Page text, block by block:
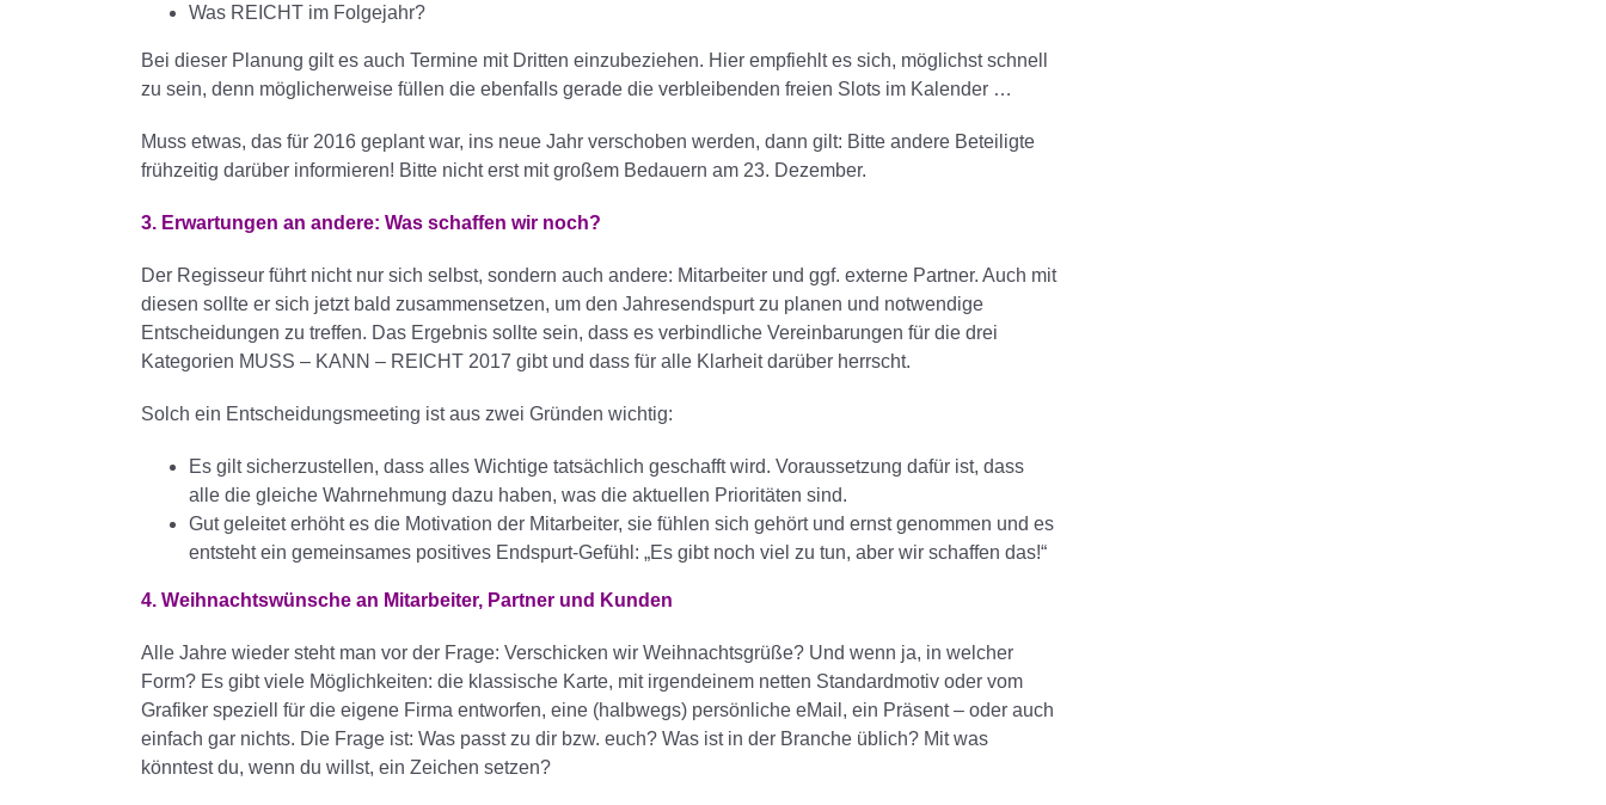
Was REICHT im Folgejahr?
Bei dieser Planung gilt es auch Termine mit Dritten einzubeziehen. Hier empfiehlt es sich, möglichst schnell
zu sein, denn möglicherweise füllen die ebenfalls gerade die verbleibenden freien Slots im Kalender …
Muss etwas, das für 2016 geplant war, ins neue Jahr verschoben werden, dann gilt: Bitte andere Beteiligte
frühzeitig darüber informieren! Bitte nicht erst mit großem Bedauern am 23. Dezember.
3. Erwartungen an andere: Was schaffen wir noch?
Der Regisseur führt nicht nur sich selbst, sondern auch andere: Mitarbeiter und ggf. externe Partner. Auch mit
diesen sollte er sich jetzt bald zusammensetzen, um den Jahresendspurt zu planen und notwendige
Entscheidungen zu treffen. Das Ergebnis sollte sein, dass es verbindliche Vereinbarungen für die drei
Kategorien MUSS – KANN – REICHT 2017 gibt und dass für alle Klarheit darüber herrscht.
Solch ein Entscheidungsmeeting ist aus zwei Gründen wichtig:
Es gilt sicherzustellen, dass alles Wichtige tatsächlich geschafft wird. Voraussetzung dafür ist, dass
alle die gleiche Wahrnehmung dazu haben, was die aktuellen Prioritäten sind.
Gut geleitet erhöht es die Motivation der Mitarbeiter, sie fühlen sich gehört und ernst genommen und es
entsteht ein gemeinsames positives Endspurt-Gefühl: „Es gibt noch viel zu tun, aber wir schaffen das!“
4. Weihnachtswünsche an Mitarbeiter, Partner und Kunden
Alle Jahre wieder steht man vor der Frage: Verschicken wir Weihnachtsgrüße? Und wenn ja, in welcher
Form? Es gibt viele Möglichkeiten: die klassische Karte, mit irgendeinem netten Standardmotiv oder vom
Grafiker speziell für die eigene Firma entworfen, eine (halbwegs) persönliche eMail, ein Präsent – oder auch
einfach gar nichts. Die Frage ist: Was passt zu dir bzw. euch? Was ist in der Branche üblich? Mit was
könntest du, wenn du willst, ein Zeichen setzen?